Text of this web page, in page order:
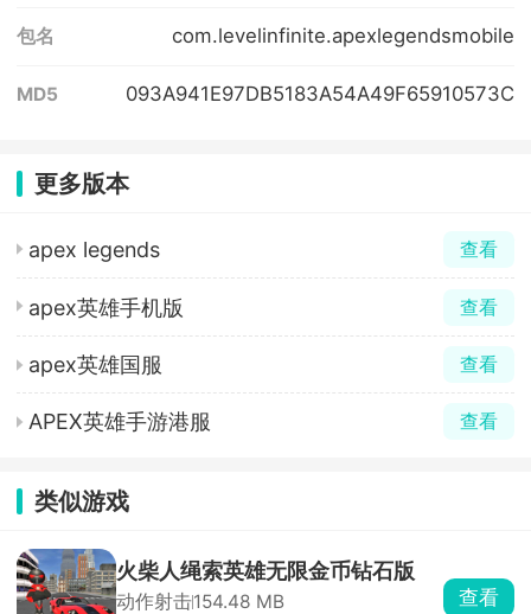
包名 com.levelinfinite.apexlegendsmobile
MD5 093A941E97DB5183A54A49F65910573C
更多版本
apex legends 查看
apex英雄手机版 查看
apex英雄国服 查看
APEX英雄手游港服 查看
类似游戏
火柴人绳索英雄无限金币钻石版
动作射击154.48 MB
查看